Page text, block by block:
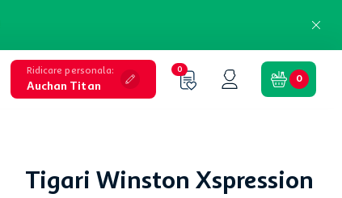
Ridicare personala:
Auchan Titan
0
0
Tigari Winston Xspression